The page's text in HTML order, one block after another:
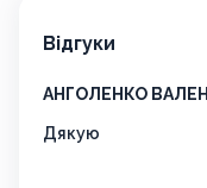
Відгуки
АНГОЛЕНКО
Дякую